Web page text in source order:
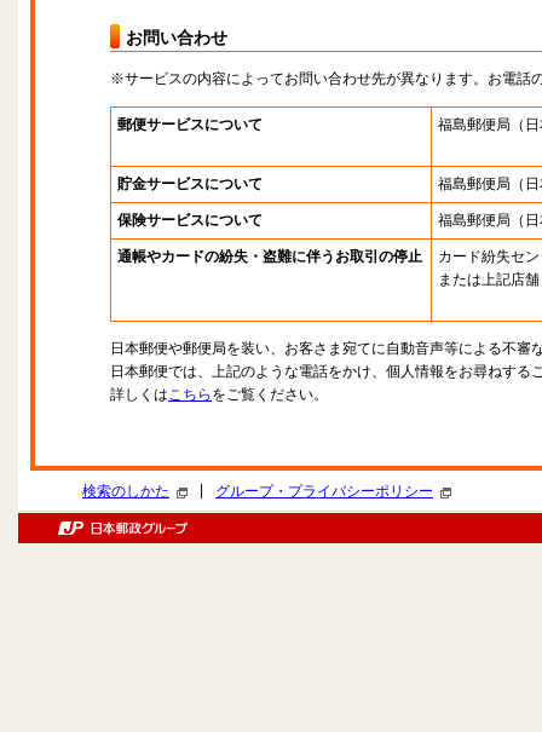
お問い合わせ
※サービスの内容によってお問い合わせ先が異なります。お電話
郵便サービスについて 福島郵便局 （
貯金サービスについて 福島郵便局 （
保険サービスについて 福島郵便局 （
通帳やカードの紛失・盗難に伴うお取引の停止
カード紛失セ
または上記店舗
日本郵便や郵便局を装い、お客さま宛てに自動音声等による不審
日本郵便では、上記のような電話をかけ、個人情報をお尋ねする
詳しくはこちら をご覧ください。
検索のしかた グループ・プライバシーポリシー